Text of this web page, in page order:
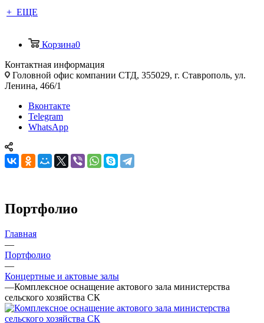
+ ЕЩЕ
Корзина0
Контактная информация
Головной офис компании СТД, 355029, г. Ставрополь, ул.
Ленина, 466/1
Вконтакте
Telegram
WhatsApp
Портфолио
Главная
—
Портфолио
—
Концертные и актовые залы
—Комплексное оснащение актового зала министерства
сельского хозяйства СК